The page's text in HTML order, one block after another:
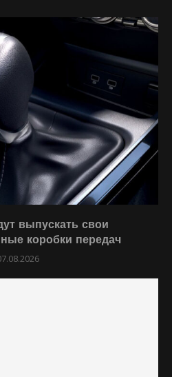
выпускать свои
коробки передач